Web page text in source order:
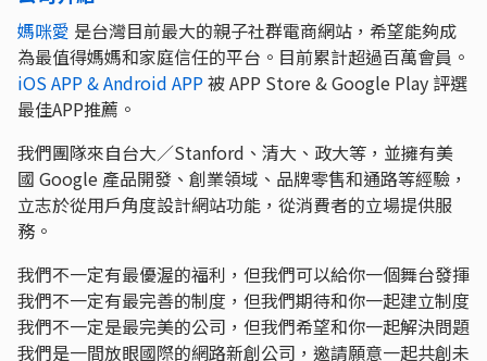
媽咪愛 是台灣目前最大的親子社群電商網站，希望能夠成
為最值得媽媽和家庭信任的平台。目前累計超過百萬會員。
iOS APP & Android APP被 APP Store & Google Play 評選
最佳APP推薦。
我們團隊來自台大／Stanford、清大、政大等，並擁有美
國 Google 產品開發、創業領域、品牌零售和通路等經驗，
立志於從用戶角度設計網站功能，從消費者的立場提供服
務。
我們不一定有最優渥的福利，但我們可以給你一個舞台發揮
我們不一定有最完善的制度，但我們期待和你一起建立制度
我們不一定是最完美的公司，但我們希望和你一起解決問題
我們是一間放眼國際的網路新創公司，邀請願意一起共創未